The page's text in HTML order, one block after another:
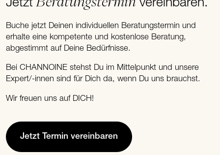
Jetzt vereinbaren.
Buche jetzt Deinen individuellen Beratungstermin und
erhalte eine kompetente und kostenlose Beratung,
abgestimmt auf Deine Bedürfnisse.
Bei CHANNOINE stehst Du im Mittelpunkt und unsere
Expert/-innen sind für Dich da, wenn Du uns brauchst.
Wir freuen uns auf DICH!
Jetzt Termin vereinbaren